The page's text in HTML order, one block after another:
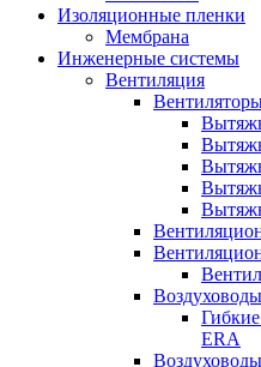
Изоляционные пленки
Мембрана
Инженерные системы
Вентиляция
ERA